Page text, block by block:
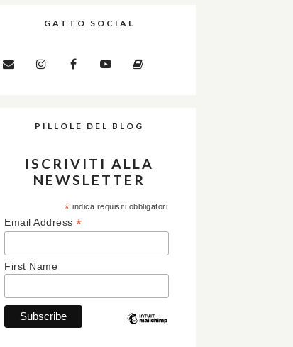
GATTO SOCIAL
PILLOLE DEL BLOG
ISCRIVITI ALLA
NEWSLETTER
* indica requisiti obbligatori
Email Address *
First Name